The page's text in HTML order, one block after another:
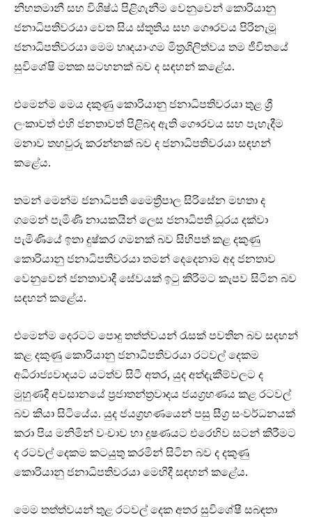
නිහතමානී සහ විශිෂ්ඨ පිළිගැනීම වෙනුවෙන් කොරියානු
ජනාධිපතිවරයා වෙත සිය ස්තූතිය සහ ගෞරවය පිරිනැමූ
ජනාධිපතිවරයා මෙම හෘදයාංගම මිත්‍රශිලිත්වය තම ජීවිතයේ
සුවිශේෂි මතක සටහනක් බව ද සඳහන් කළේය.
එමෙන්ම මෙය දකුණු කොරියානු ජනාධිපතිවරයා තුළ ශ්‍රී
ලංකාවත් එහි ජනතාවත් පිළිබද ඇති ගෞරවය සහ පැහැදීම
මනාව තහවුරු කරන්නක් බව ද ජනාධිපතිවරයා සඳහන්
කළේය.
තමන් මෙන්ම ජනාධිපති මෛත්‍රීපාල සිරිසේන මහතා ද
ගමෙන් පැමිණි නායකයින් ලෙස ජනාධිපති ධූරය දක්වා
පැමිණියේ ඉතා දුෂ්කර ගමනක් බව සිහිපත් කළ දකුණු
කොරියානු ජනාධිපතිවරයා තමන් දෙදෙනාම අද ජනතාව
වෙනුවෙන් ජනතාවාදී සේවයක් ඉටු කිරීමට කැපව සිටින බව
සඳහන් කළේය.
එමෙන්ම දෙරටට පොදු තත්ත්වයන් රැසක් පවතින බව සදහන්
කළ දකුණු කොරියානු ජනාධිපතිවරයා රටවල් දෙකම
අධිරාජ්‍යවාදයට යටත්ව සිටී අතර, යුද අත්දැකීම්වලට ද
මුහුණදී අවසානයේ ප්‍රජාතන්ත්‍රවාදය ජයග්‍රහණය කළ රටවල්
බව කියා සිටියේය. යුද ජයග්‍රහණයෙන් පසු සීග්‍ර සංවර්ධනයක්
කරා පිය මනිමින් වංචාව හා දූෂණයට එරෙහිව සටන් කිරීමට
ද රටවල් දෙකම කටයුතු කරමින් සිටින බව ද දකුණු
කොරියානු ජනාධිපතිවරයා මෙහිදී සඳහන් කළේය.
මෙම තත්ත්වයන් තුළ රටවල් දෙක අතර සුවිශේෂී සබඳතා